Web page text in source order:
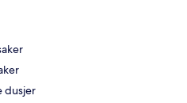
dusjer